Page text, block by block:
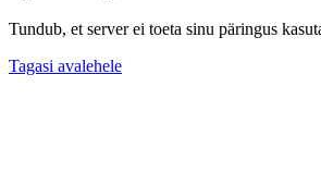
Tundub, et server ei toeta sinu päringus
Tagasi avalehele